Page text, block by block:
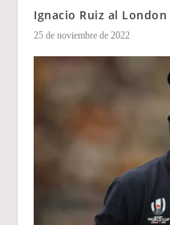
Ignacio Ruiz al
25 de noviembre de 2022